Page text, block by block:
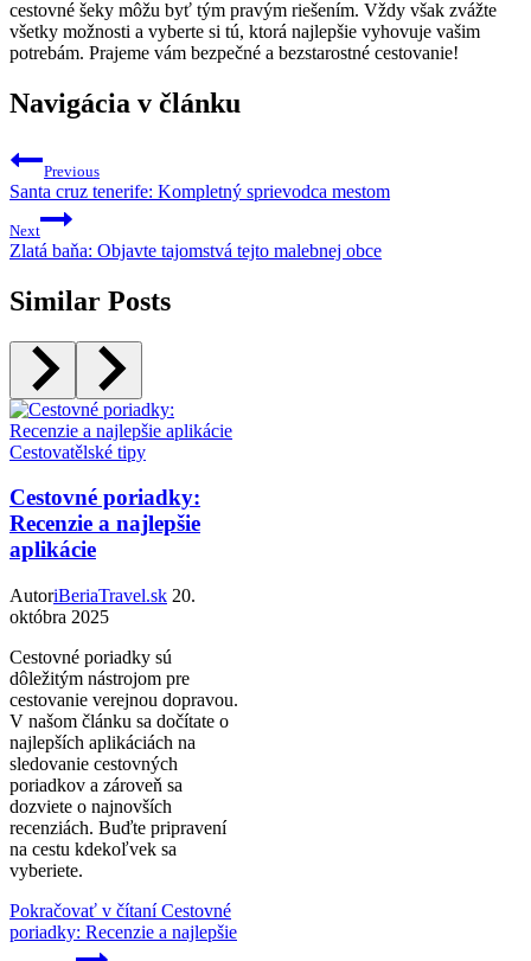
cestovné šeky môžu byť tým pravým riešením. Vždy však zvážte
všetky možnosti a vyberte si tú, ktorá najlepšie vyhovuje vašim
potrebám. Prajeme vám bezpečné a bezstarostné cestovanie!
Navigácia v článku
Previous
Santa cruz tenerife: Kompletný sprievodca mestom
Next
Zlatá baňa: Objavte tajomstvá tejto malebnej obce
Similar Posts
Cestovatělské tipy
Cestovné poriadky:
Recenzie a najlepšie
aplikácie
AutoriBeriaTravel.sk 20.
októbra 2025
Cestovné poriadky sú
dôležitým nástrojom pre
cestovanie verejnou dopravou.
V našom článku sa dočítate o
najlepších aplikáciách na
sledovanie cestovných
poriadkov a zároveň sa
dozviete o najnovších
recenziách. Buďte pripravení
na cestu kdekoľvek sa
vyberiete.
Pokračovať v čítaníCestovné
poriadky: Recenzie a najlepšie